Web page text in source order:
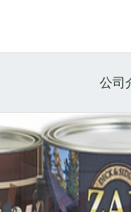
公司